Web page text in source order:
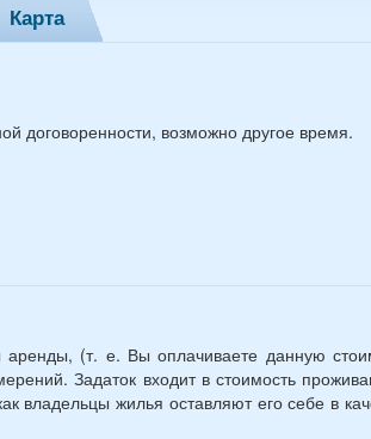
Карта
договоренности, возможно другое время.
(т. е. Вы оплачиваете данную
Задаток входит в стоимость
владельцы жилья оставляют его себе в